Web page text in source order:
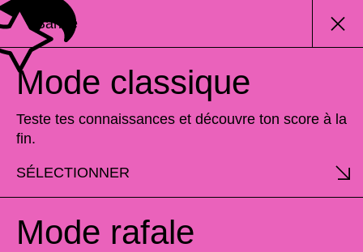
Barbie
Mode classique
Teste tes connaissances et découvre ton score à la
fin.
SÉLECTIONNER
Mode rafale